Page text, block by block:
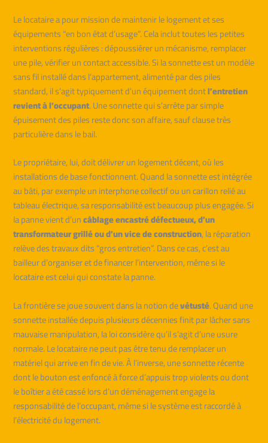
Le locataire a pour mission de maintenir le logement et ses
équipements “en bon état d’usage”. Cela inclut toutes les petites
interventions régulières : dépoussiérer un mécanisme, remplacer
une pile, vérifier un contact accessible. Si la sonnette est un modèle
sans fil installé dans l’appartement, alimenté par des piles
standard, il s’agit typiquement d’un équipement dontl’entretien
revient à l’occupant. Une sonnette qui s’arrête par simple
épuisement des piles reste donc son affaire, sauf clause très
particulière dans le bail.
Le propriétaire, lui, doit délivrer un logement décent, où les
installations de base fonctionnent. Quand la sonnette est intégrée
au bâti, par exemple un interphone collectif ou un carillon relié au
tableau électrique, sa responsabilité est beaucoup plus engagée. Si
la panne vient d’uncâblage encastré défectueux, d’un
transformateur grillé ou d’un vice de construction, la réparation
relève des travaux dits “gros entretien”. Dans ce cas, c’est au
bailleur d’organiser et de financer l’intervention, même si le
locataire est celui qui constate la panne.
La frontière se joue souvent dans la notion devétusté. Quand une
sonnette installée depuis plusieurs décennies finit par lâcher sans
mauvaise manipulation, la loi considère qu’il s’agit d’une usure
normale. Le locataire ne peut pas être tenu de remplacer un
matériel qui arrive en fin de vie. À l’inverse, une sonnette récente
dont le bouton est enfoncé à force d’appuis trop violents ou dont
le boîtier a été cassé lors d’un déménagement engage la
responsabilité de l’occupant, même si le système est raccordé à
l’électricité du logement.